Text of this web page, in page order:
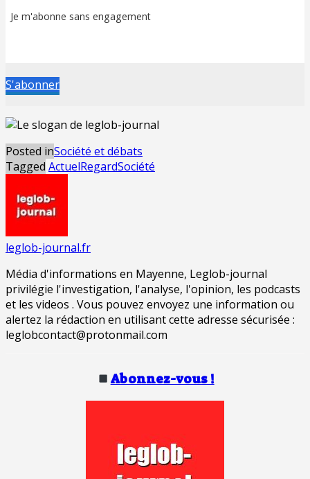
Je m'abonne sans engagement
S'abonner
Posted inSociété et débats
Tagged ActuelRegardSociété
leglob-journal.fr
Média d'informations en Mayenne, Leglob-journal
privilégie l'investigation, l'analyse, l'opinion, les podcasts
et les videos . Vous pouvez envoyez une information ou
alertez la rédaction en utilisant cette adresse sécurisée :
leglobcontact@protonmail.com
Abonnez-vous !